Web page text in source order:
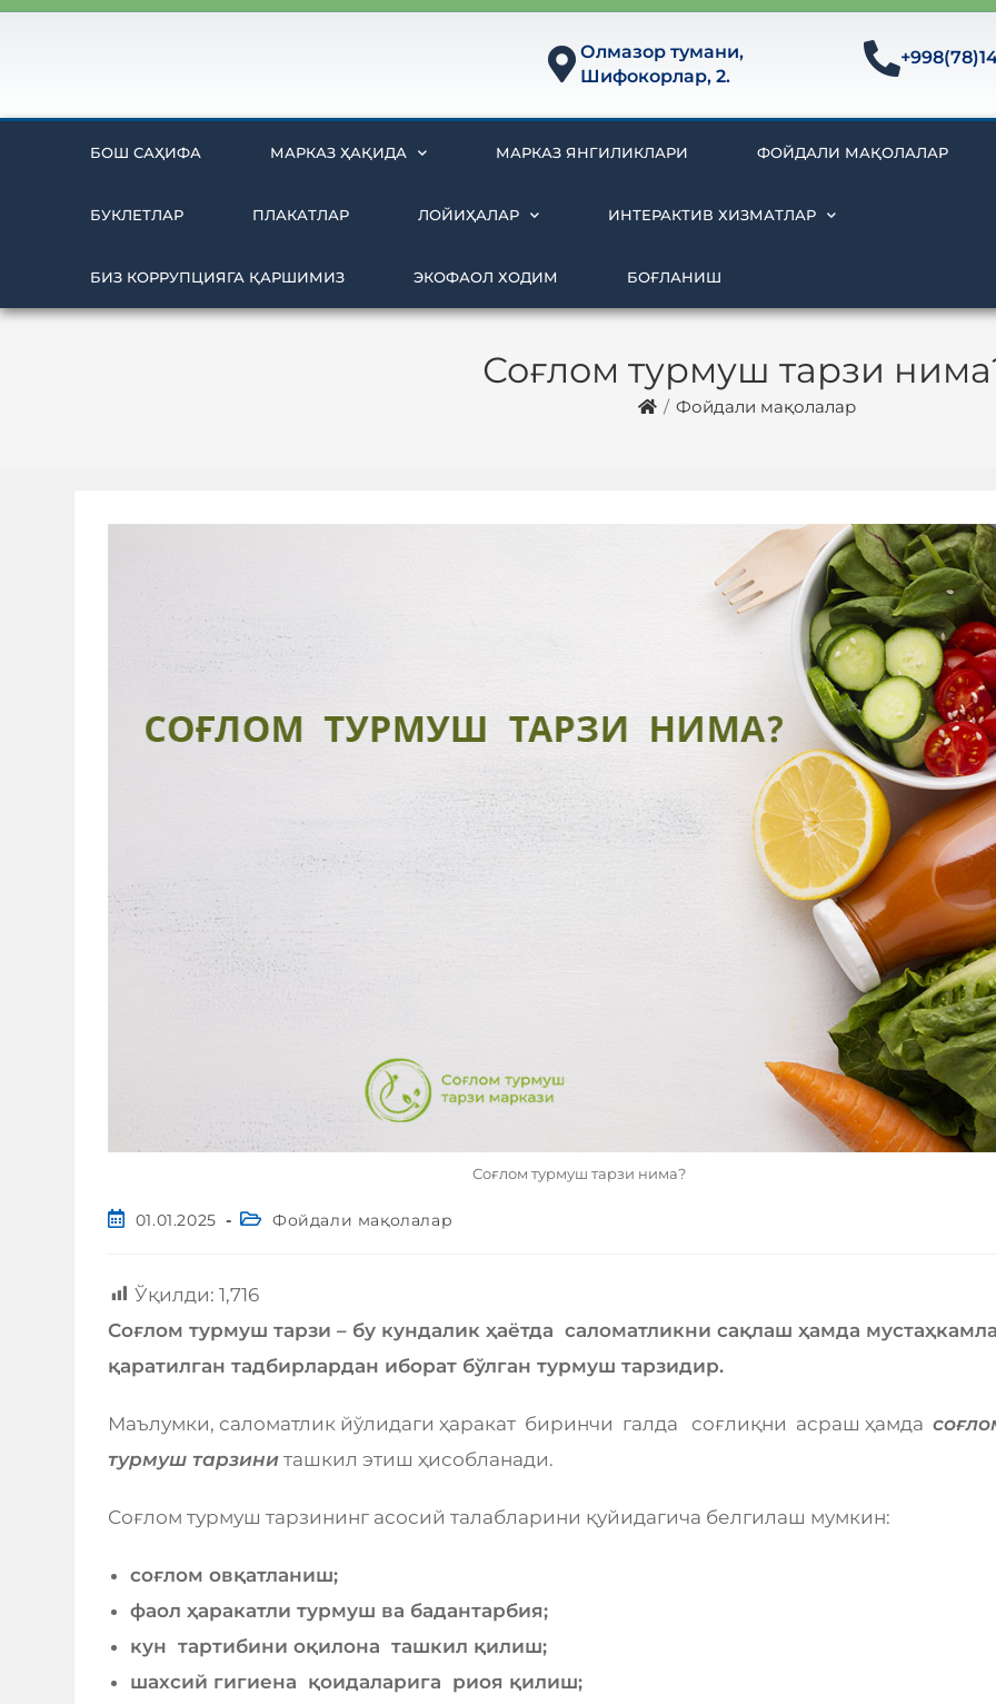
Олмазор тумани,
Шифокорлар, 2.
БОШ САҲИФА МАРКАЗ ҲАҚИДА МАРКАЗ ЯНГИЛИКЛАРИ ФОЙДАЛИ МАҚОЛАЛАР
БУКЛЕТЛАР ПЛАКАТЛАР ЛОЙИҲАЛАР ИНТЕРАКТИВ ХИЗМАТЛАР
БИЗ КОРРУПЦИЯГА ҚАРШИМИЗ ЭКОФАОЛ ХОДИМ БОҒЛАНИШ
Соғлом турмуш тарзи
/ Фойдали мақолалар
Соғлом турмуш тарзи нима?
01.01.2025 Фойдали мақолалар
Ўқилди: 1,716
Соғлом турмуш тарзи – бу кундалик ҳаётда саломатликни сақлаш ҳамда
қаратилган тадбирлардан иборат бўлган турмуш тарзидир.
Маълумки, саломатлик йўлидаги ҳаракат биринчи галда соғлиқни асраш ҳамда
турмуш тарзини ташкил этиш ҳисобланади.
Соғлом турмуш тарзининг асосий талабларини қуйидагича белгилаш мумкин:
соғлом овқатланиш;
фаол ҳаракатли турмуш ва бадантарбия;
кун тартибини оқилона ташкил қилиш;
шахсий гигиена қоидаларига риоя қилиш;